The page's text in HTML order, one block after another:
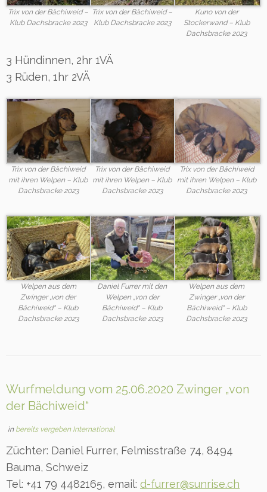
Trix von der Bächiweid –
Klub Dachsbracke 2023
Trix von der Bächiweid –
Klub Dachsbracke 2023
Kuno von der
Stockerwand – Klub
Dachsbracke 2023
3 Hündinnen, 2hr 1VÄ
3 Rüden, 1hr 2VÄ
Trix von der Bächiweid
mit ihren Welpen – Klub
Dachsbracke 2023
Trix von der Bächiweid
mit ihren Welpen – Klub
Dachsbracke 2023
Trix von der Bächiweid
mit ihren Welpen – Klub
Dachsbracke 2023
Welpen aus dem
Zwinger „von der
Bächiweid“ – Klub
Dachsbracke 2023
Daniel Furrer mit den
Welpen „von der
Bächiweid“ – Klub
Dachsbracke 2023
Welpen aus dem
Zwinger „von der
Bächiweid“ – Klub
Dachsbracke 2023
Wurfmeldung vom 25.06.2020 Zwinger „von
der Bächiweid“
in bereits vergeben International
Züchter: Daniel Furrer, Felmisstraße 74, 8494
Bauma, Schweiz
Tel: +41 79 4482165, email: d-furrer@sunrise.ch